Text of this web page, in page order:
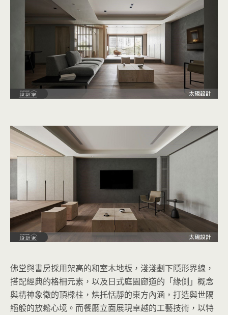
佛堂與書房採用架高的和室木地板，淺淺劃下隱形界線，
搭配經典的格柵元素，以及日式庭園廊道的「緣側」概念
與精神象徵的頂樑柱，烘托恬靜的東方內涵，打造與世隔
絕般的放鬆心境。而餐廳立面展現卓越的工藝技術，以特